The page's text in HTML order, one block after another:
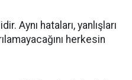
Aynı hataları, yanlışları
herkesin